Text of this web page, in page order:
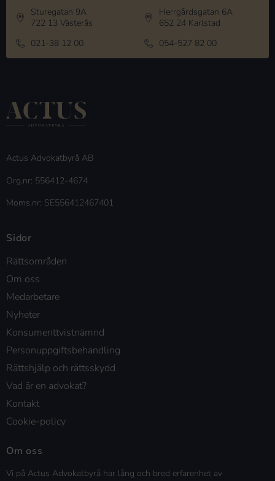
Sturegatan 9A
722 13 Västerås
021-38 12 00
Herrgårdsgatan 6A
652 24 Karlstad
054-527 82 00
Actus Advokatbyrå AB
Org.nr: 556412-4674
Moms.nr: SE556412467401
Sidor
Rättsområden
Om oss
Medarbetare
Nyheter
Konsumenttvistnämnd
Personuppgiftsbehandling
Rättshjälp och rättsskydd
Vad är en advokat?
Kontakt
Cookie-policy
Om oss
Vi på Actus Advokatbyrå har lång och bred erfarenhet av